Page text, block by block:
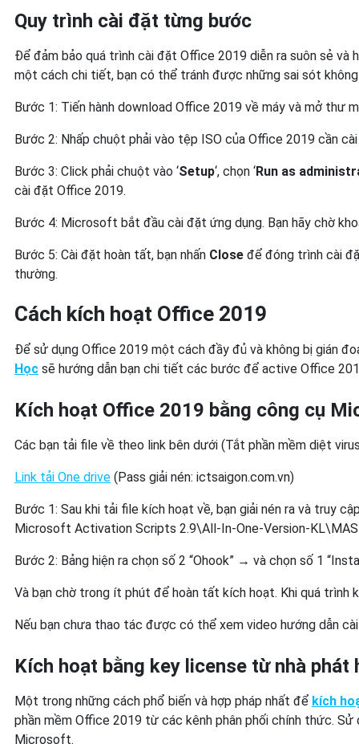
Quy trình cài đặt từng bước
Để đảm bảo quá trình cài đặt Office 2019 diễn ra suôn sẻ
một cách chi tiết, bạn có thể tránh được những sai sót
Bước 1: Tiến hành download Office 2019 về máy và mở thư
Bước 2: Nhấp chuột phải vào tệp ISO của Office 2019 cần cài
Bước 3: Click phải chuột vào ‘Setup‘, chọn ‘Run as
cài đặt Office 2019.
Bước 4: Microsoft bắt đầu cài đặt ứng dụng. Bạn hãy chờ
Bước 5: Cài đặt hoàn tất, bạn nhấn Close để đóng trình cài
thường.
Cách kích hoạt Office 2019
Để sử dụng Office 2019 một cách đầy đủ và không bị gián
Học sẽ hướng dẫn bạn chi tiết các bước để active Office
Kích hoạt Office 2019 bằng công cụ
Các bạn tải file về theo link bên dưới (Tắt phần mềm diệt
Link tải One drive (Pass giải nén: ictsaigon.com.vn)
Bước 1: Sau khi tải file kích hoạt về, bạn giải nén ra và truy
Microsoft Activation Scripts 2.9\All-In-One-Version-
Bước 2: Bảng hiện ra chọn số 2 “Ohook” → và chọn số 1
Và bạn chờ trong ít phút để hoàn tất kích hoạt. Khi quá
Nếu bạn chưa thao tác được có thể xem video hướng dẫn
Kích hoạt bằng key license từ nhà phát
Một trong những cách phổ biến và hợp pháp nhất để kích
phần mềm Office 2019 từ các kênh phân phối chính thức.
Microsoft.